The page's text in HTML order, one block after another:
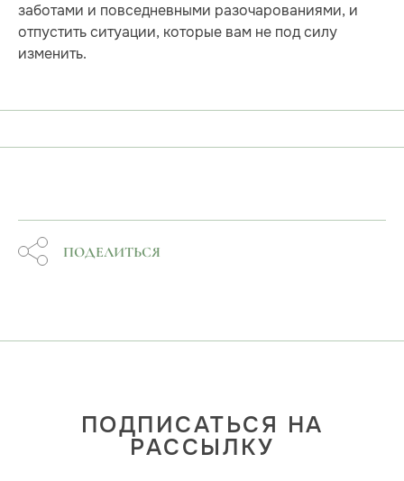
заботами и повседневными разочарованиями, и
отпустить ситуации, которые вам не под силу
изменить.
ПОДЕЛИТЬСЯ
ПОДПИСАТЬСЯ НА
РАССЫЛКУ